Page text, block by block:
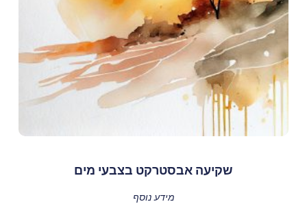
שקיעה אבסטרקט בצבעי מים
מידע נוסף